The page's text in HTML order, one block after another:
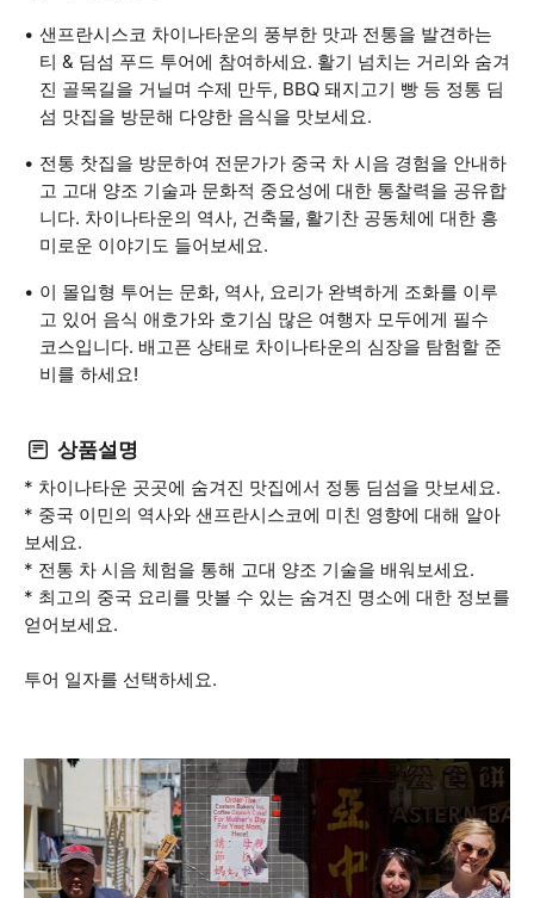
샌프란시스코 차이나타운의 풍부한 맛과 전통을 발견하는
티 & 딤섬 푸드 투어에 참여하세요. 활기 넘치는 거리와 숨겨
진 골목길을 거닐며 수제 만두, BBQ 돼지고기 빵 등 정통 딤
섬 맛집을 방문해 다양한 음식을 맛보세요.
전통 찻집을 방문하여 전문가가 중국 차 시음 경험을 안내하
고 고대 양조 기술과 문화적 중요성에 대한 통찰력을 공유합
니다. 차이나타운의 역사, 건축물, 활기찬 공동체에 대한 흥
미로운 이야기도 들어보세요.
이 몰입형 투어는 문화, 역사, 요리가 완벽하게 조화를 이루
고 있어 음식 애호가와 호기심 많은 여행자 모두에게 필수
코스입니다. 배고픈 상태로 차이나타운의 심장을 탐험할 준
비를 하세요!
상품설명
* 차이나타운 곳곳에 숨겨진 맛집에서 정통 딤섬을 맛보세요.
* 중국 이민의 역사와 샌프란시스코에 미친 영향에 대해 알아
보세요.
* 전통 차 시음 체험을 통해 고대 양조 기술을 배워보세요.
* 최고의 중국 요리를 맛볼 수 있는 숨겨진 명소에 대한 정보를
얻어보세요.
투어 일자를 선택하세요.